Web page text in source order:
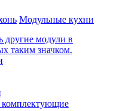
Модульные кухни
другие модули в
таким значком.